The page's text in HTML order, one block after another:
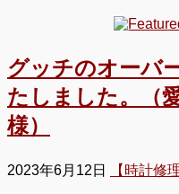
グッチのオーバ
たしました。（
様）
2023年6月12日 【時計修